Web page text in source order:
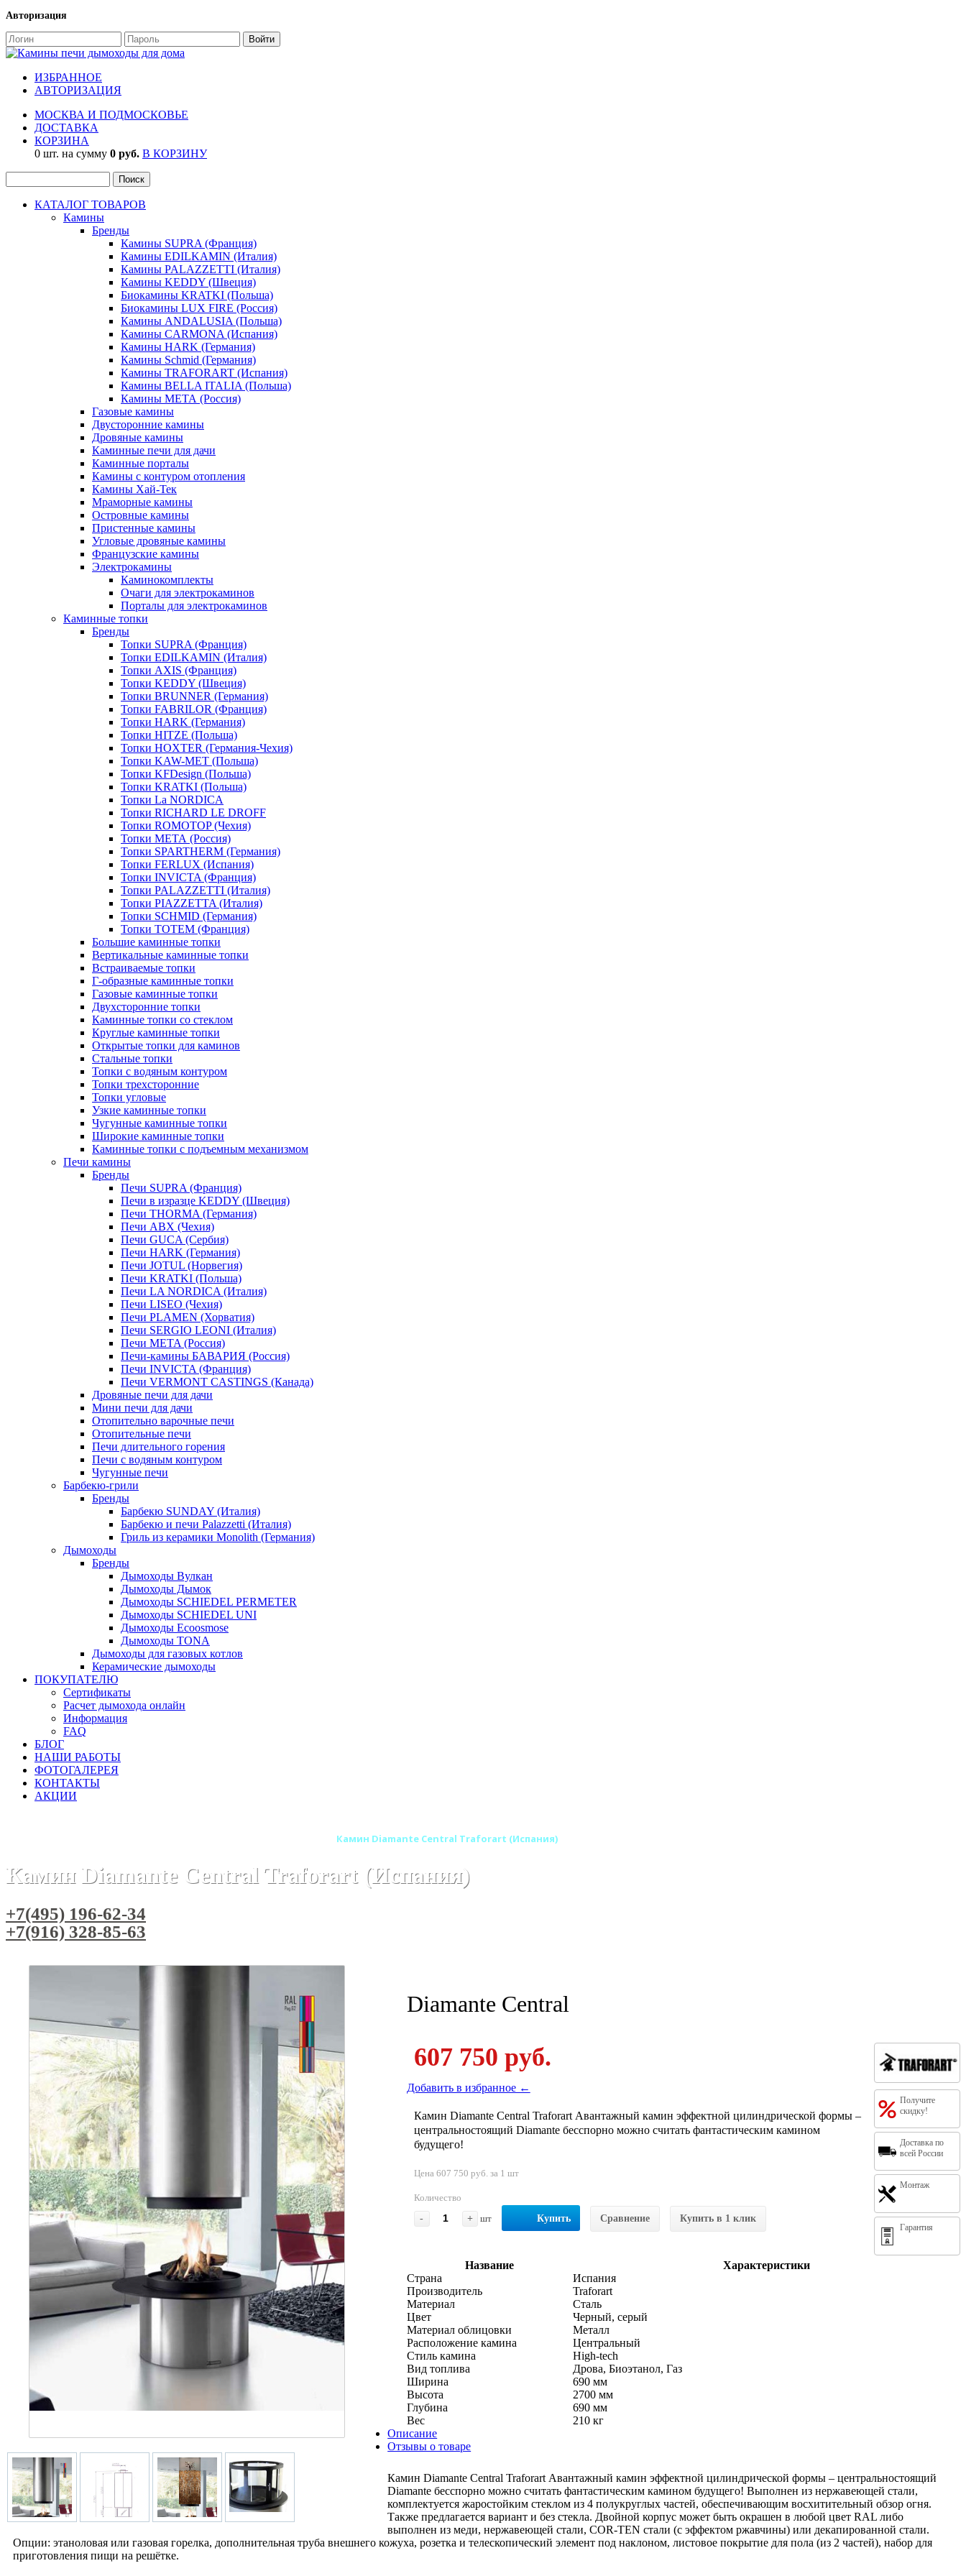
Авторизация
ИЗБРАННОЕ
АВТОРИЗАЦИЯ
МОСКВА И ПОДМОСКОВЬЕ
ДОСТАВКА
КОРЗИНА
0 шт. на сумму 0 руб. В КОРЗИНУ
КАТАЛОГ ТОВАРОВ
Камины
Бренды
Камины SUPRA (Франция)
Камины EDILKAMIN (Италия)
Камины PALAZZETTI (Италия)
Камины KEDDY (Швеция)
Биокамины KRATKI (Польша)
Биокамины LUX FIRE (Россия)
Камины ANDALUSIA (Польша)
Камины CARMONA (Испания)
Камины HARK (Германия)
Камины Schmid (Германия)
Камины TRAFORART (Испания)
Камины BELLA ITALIA (Польша)
Камины МЕТА (Россия)
Газовые камины
Двусторонние камины
Дровяные камины
Каминные печи для дачи
Каминные порталы
Камины с контуром отопления
Камины Хай-Тек
Мраморные камины
Островные камины
Пристенные камины
Угловые дровяные камины
Французские камины
Электрокамины
Каминокомплекты
Очаги для электрокаминов
Порталы для электрокаминов
Каминные топки
Бренды
Топки SUPRA (Франция)
Топки EDILKAMIN (Италия)
Топки AXIS (Франция)
Топки KEDDY (Швеция)
Топки BRUNNER (Германия)
Топки FABRILOR (Франция)
Топки HARK (Германия)
Топки HITZE (Польша)
Топки HOXTER (Германия-Чехия)
Топки KAW-MET (Польша)
Топки KFDesign (Польша)
Топки KRATKI (Польша)
Топки La NORDICA
Топки RICHARD LE DROFF
Топки ROMOTOP (Чехия)
Топки МЕТА (Россия)
Топки SPARTHERM (Германия)
Топки FERLUX (Испания)
Топки INVICTA (Франция)
Топки PALAZZETTI (Италия)
Топки PIAZZETTA (Италия)
Топки SCHMID (Германия)
Топки TOTEM (Франция)
Большие каминные топки
Вертикальные каминные топки
Встраиваемые топки
Г-образные каминные топки
Газовые каминные топки
Двухсторонние топки
Каминные топки со стеклом
Круглые каминные топки
Открытые топки для каминов
Стальные топки
Топки с водяным контуром
Топки трехсторонние
Топки угловые
Узкие каминные топки
Чугунные каминные топки
Широкие каминные топки
Каминные топки с подъемным механизмом
Печи камины
Бренды
Печи SUPRA (Франция)
Печи в изразце KEDDY (Швеция)
Печи THORMA (Германия)
Печи ABX (Чехия)
Печи GUCA (Сербия)
Печи HARK (Германия)
Печи JOTUL (Норвегия)
Печи KRATKI (Польша)
Печи LA NORDICA (Италия)
Печи LISEO (Чехия)
Печи PLAMEN (Хорватия)
Печи SERGIO LEONI (Италия)
Печи META (Россия)
Печи-камины БАВАРИЯ (Россия)
Печи INVICTA (Франция)
Печи VERMONT CASTINGS (Канада)
Дровяные печи для дачи
Мини печи для дачи
Отопительно варочные печи
Отопительные печи
Печи длительного горения
Печи с водяным контуром
Чугунные печи
Барбекю-грили
Бренды
Барбекю SUNDAY (Италия)
Барбекю и печи Palazzetti (Италия)
Гриль из керамики Monolith (Германия)
Дымоходы
Бренды
Дымоходы Вулкан
Дымоходы Дымок
Дымоходы SCHIEDEL PERMETER
Дымоходы SCHIEDEL UNI
Дымоходы Ecoosmose
Дымоходы TONA
Дымоходы для газовых котлов
Керамические дымоходы
ПОКУПАТЕЛЮ
Сертификаты
Расчет дымохода онлайн
Информация
FAQ
БЛОГ
НАШИ РАБОТЫ
ФОТОГАЛЕРЕЯ
КОНТАКТЫ
АКЦИИ
Камин Diamante Central Traforart (Испания)
Камин Diamante Central Traforart (Испания)
+7(495) 196-62-34
+7(916) 328-85-63
Diamante Central
Получите
скидку!
Доставка по
всей России
Монтаж
Гарантия
607 750 руб.
Добавить в избранное ←
Камин Diamante Central Traforart Авантажный камин эффектной цилиндрической формы –
центральностоящий Diamante бесспорно можно считать фантастическим камином
будущего!
Цена 607 750 руб. за 1 шт
Количество
-
+ шт Купить Сравнение Купить в 1 клик
Название
Характеристики
Страна
Испания
Производитель
Traforart
Материал
Сталь
Цвет
Черный, серый
Материал облицовки
Металл
Расположение камина
Центральный
Стиль камина
High-tech
Вид топлива
Дрова, Биоэтанол, Газ
Ширина
690 мм
Высота
2700 мм
Глубина
690 мм
Вес
210 кг
Описание
Отзывы о товаре
Камин Diamante Central Traforart Авантажный камин эффектной цилиндрической формы – центральностоящий
Diamante бесспорно можно считать фантастическим камином будущего! Выполнен из нержавеющей стали,
комплектуется жаростойким стеклом из 4 полукруглых частей, обеспечивающим восхитительный обзор огня.
Также предлагается вариант и без стекла. Двойной корпус может быть окрашен в любой цвет RAL либо
выполнен из меди, нержавеющей стали, COR-TEN стали (с эффектом ржавчины) или декапированной стали.
Опции: этаноловая или газовая горелка, дополнительная труба внешнего кожуха, розетка и телескопический элемент под наклоном, листовое покрытие для пола (из 2 частей), набор для
приготовления пищи на решётке.